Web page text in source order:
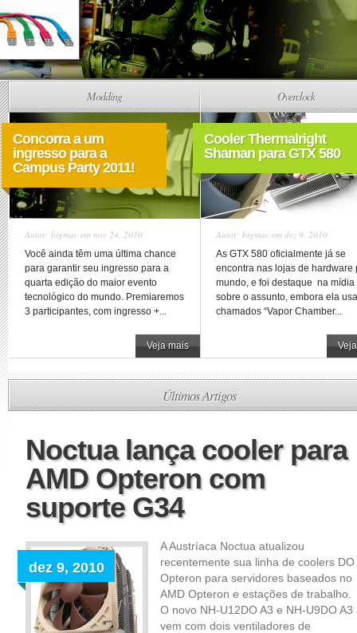
Modding
Concorra a um
ingresso para a
Campus Party 2011!
Autor: bigmac em nov 24, 2010
Você ainda têm uma última chance
para garantir seu ingresso para a
quarta edição do maior evento
tecnológico do mundo. Premiaremos
3 participantes, com ingresso +...
Veja mais
Overclock
Cooler Thermalright
Shaman para GTX 580
Autor: bigmac em dez 9, 2010
As GTX 580 oficialmente já se
encontra nas lojas de hardware
mundo, e foi destaque na mídia
sobre o assunto, embora ela
chamados “Vapor Chamber...
Últimos Artigos
Noctua lança cooler para
AMD Opteron com
suporte G34
dez 9, 2010
A Austríaca Noctua atualizou
recentemente sua linha de coolers DO
Opteron para servidores baseados no
AMD Opteron e estações de trabalho.
O novo NH-U12DO A3 e NH-U9DO A3
vem com dois ventiladores de